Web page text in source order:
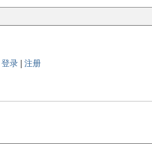
登录| 注册